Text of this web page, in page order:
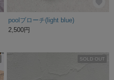
poolブローチ(light blue)
2,500円
SOLD OUT